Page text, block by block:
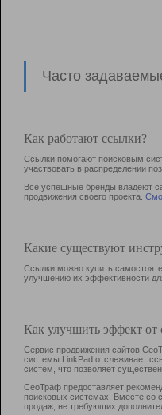
Часто
Как работают ссылки?
Ссылки помогают поисковым
участвовать в раcпределении
Все успешные бренды владеют
продвижения своего проекта.
Какие существуют
Ссылки можно купить
улучшению их эффективности
Как улучшить эффект от
Сервис продвижения сайтов
системы LinkPad отслеживает
систем, что позволяет
СеоТраф предоставляет
поисковых системах. Вместе со
продаж, не требующих